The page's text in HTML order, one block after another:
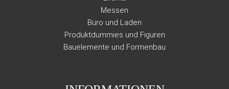
Messen
Büro und Laden
Produktdummies und Figuren
Bauelemente und Formenbau